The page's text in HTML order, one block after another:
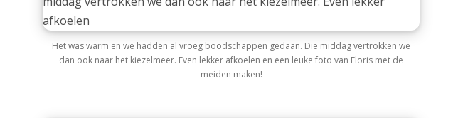
Het was warm en we hadden al vroeg boodschappen gedaan. Die middag vertrokken we
dan ook naar het kiezelmeer. Even lekker afkoelen en een leuke foto van Floris met de
meiden maken!